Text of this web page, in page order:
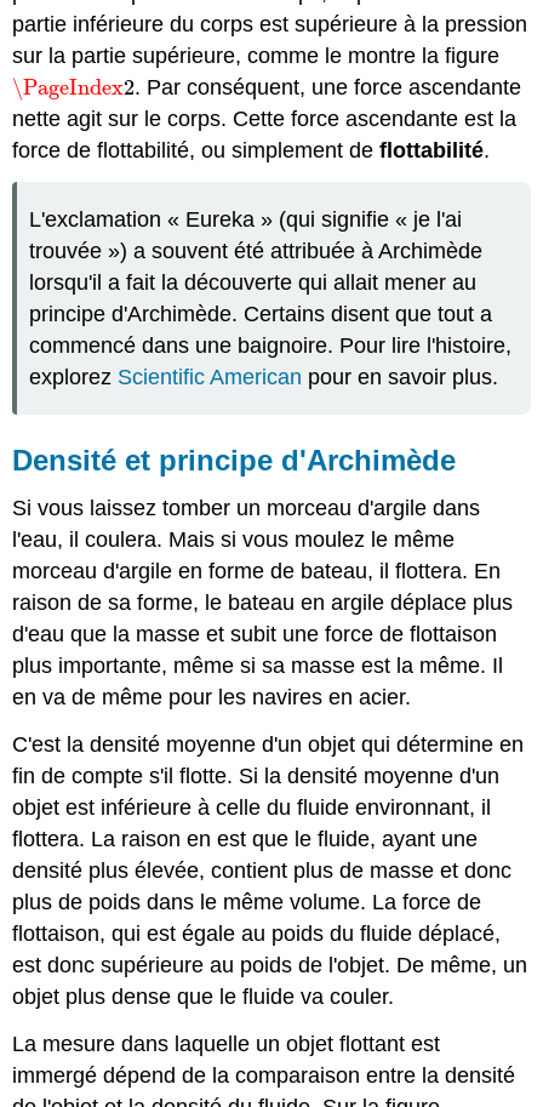
partie inférieure du corps est supérieure à la pression
sur la partie supérieure, comme le montre la figure
\PageIndex2
\PageIndex2. Par conséquent, une force ascendante
nette agit sur le corps. Cette force ascendante est la
force de flottabilité, ou simplement deflottabilité.
L'exclamation « Eureka » (qui signifie « je l'ai
trouvée ») a souvent été attribuée à Archimède
lorsqu'il a fait la découverte qui allait mener au
principe d'Archimède. Certains disent que tout a
commencé dans une baignoire. Pour lire l'histoire,
explorez Scientific American pour en savoir plus.
Densité et principe d'Archimède
Si vous laissez tomber un morceau d'argile dans
l'eau, il coulera. Mais si vous moulez le même
morceau d'argile en forme de bateau, il flottera. En
raison de sa forme, le bateau en argile déplace plus
d'eau que la masse et subit une force de flottaison
plus importante, même si sa masse est la même. Il
en va de même pour les navires en acier.
C'est la densité moyenne d'un objet qui détermine en
fin de compte s'il flotte. Si la densité moyenne d'un
objet est inférieure à celle du fluide environnant, il
flottera. La raison en est que le fluide, ayant une
densité plus élevée, contient plus de masse et donc
plus de poids dans le même volume. La force de
flottaison, qui est égale au poids du fluide déplacé,
est donc supérieure au poids de l'objet. De même, un
objet plus dense que le fluide va couler.
La mesure dans laquelle un objet flottant est
immergé dépend de la comparaison entre la densité